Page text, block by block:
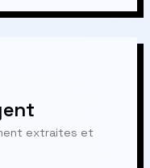
extraites et